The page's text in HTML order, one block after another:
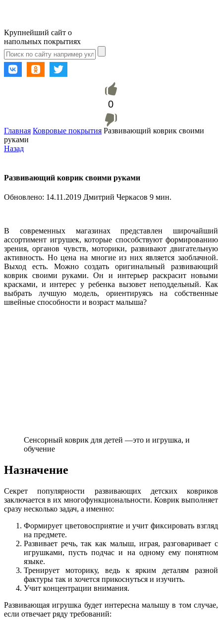
Крупнейший сайт о
напольных покрытиях
0
Главная Ковровые покрытия Развивающий коврик своими
руками
Назад
Развивающий коврик своими руками
Обновлено: 14.11.2019 Дмитрий Черкасов 9 мин.
В современных магазинах представлен широчайший
ассортимент игрушек, которые способствуют формированию
зрения, органов чувств, моторики, развивают двигательную
активность. Но цена на многие из них является заоблачной.
Выход есть. Можно создать оригинальный развивающий
коврик своими руками. Он и интерьер раскрасит новыми
красками, и интерес у ребенка вызовет неподдельный. Как
выбрать лучшую модель, ориентируясь на собственные
швейные способности и возраст малыша?
Сенсорный коврик для детей —это и игрушка, и
обучение
Назначение
Секрет популярности развивающих детских ковриков
заключается в их многофункциональности. Коврик выполняет
сразу несколько задач, а именно:
Формирует цветовосприятие и учит фиксировать взгляд
на предмете.
Развивает речь, так как малыш, играя, разговаривает с
игрушками, пусть подчас и на одному ему понятном
языке.
Тренирует моторику, ведь к ярким деталям разной
фактуры так и хочется прикоснуться и изучить.
Учит концентрации внимания.
Развивающая игрушка будет интересна малышу в том случае,
если отвечает ряду требований: